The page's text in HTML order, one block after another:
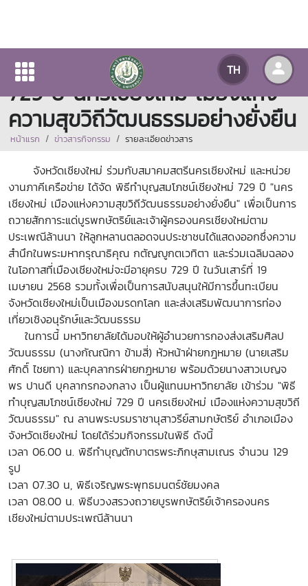
TH
ร่วมพิธีทำบุญสมโภชน์เชียงใหม่
729 ปี นครเชียงใหม่ เมืองแห่ง
ความสุขวิถีวัฒนธรรมอย่างยั่งยืน
หน้าแรก ข่าวสารกิจกรรม รายละเอียดข่าวสาร
จังหวัดเชียงใหม่ ร่วมกับสมาคมสตรีนครเชียงใหม่ และหน่วย
งานภาคีเครือข่าย ได้จัด พิธีทำบุญสมโภชน์เชียงใหม่ 729 ปี "นคร
เชียงใหม่ เมืองแห่งความสุขวิถีวัฒนธรรมอย่างยั่งยืน" เพื่อเป็นการ
ถวายสักการะแด่บูรพกษัตริย์และเจ้าผู้ครองนครเชียงใหม่ตาม
ประเพณีล้านนา ให้ลูกหลานตลอดจนประชาชนได้แสดงออกซึ่งความ
สำนึกในพระมหากรุณาธิคุณ กตัญญูกตเวทิตา และร่วมเฉลิมฉลอง
ในโอกาสที่เมืองเชียงใหม่จะมีอายุครบ 729 ปี ในวันเสาร์ที่ 19
เมษายน 2568 รวมทั้งเพื่อเป็นการสนับสนุนให้มีการขึ้นทะเบียน
จังหวัดเชียงใหม่เป็นเมืองมรดกโลก และส่งเสริมพัฒนาการท่อง
เที่ยวเชิงอนุรักษ์และวัฒนธรรม
ในการนี้ มหาวิทยาลัยได้มอบให้ผู้อำนวยการกองส่งเสริมศิลป
วัฒนธรรม (นางกัณณิกา ข้ามสี่) หัวหน้าฝ่ายกฎหมาย (นายเสริม
ศักดิ์ ไชยทา) และบุคลากรฝ่ายกฏหมาย พร้อมด้วยนางสาวเบญจ
พร ปานดี บุคลากรกองกลาง เป็นผู้แทนมหาวิทยาลัย เข้าร่วม "พิธี
ทำบุญสมโภชน์เชียงใหม่ 729 ปี นครเชียงใหม่ เมืองแห่งความสุขวิถี
วัฒนธรรม" ณ ลานพระบรมราชานุสาวรีย์สามกษัตริย์ อำเภอเมือง
จังหวัดเชียงใหม่ โดยได้ร่วมกิจกรรมในพิธี ดังนี้
เวลา 06.00 น. พิธีทำบุญตักบาตรพระภิกษุสามเณร จำนวน 129
รูป
เวลา 07.30 น, พิธีเจริญพระพุทธมนตร์ชัยมงคล
เวลา 08.00 น. พิธีบวงสรวงถวายบูรพกษัตริย์เจ้าครองนคร
เชียงใหม่ตามประเพณีล้านนา